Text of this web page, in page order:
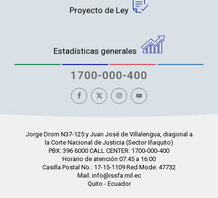
Proyecto de Ley
Estadísticas generales
1700-000-400
Jorge Drom N37-125 y Juan José de Villalengua, diagonal a
la Corte Nacional de Justicia (Sector Iñaquito)
PBX: 396 6000 CALL CENTER: 1700-000-400
Horario de atención 07:45 a 16:00
Casilla Postal No.: 17-15-1109 Red Mode: 47732
Mail: info@issfa.mil.ec
Quito - Ecuador